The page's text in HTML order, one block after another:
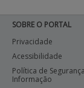
SOBRE O PORTAL
Privacidade
Acessibilidade
Política de
Informação